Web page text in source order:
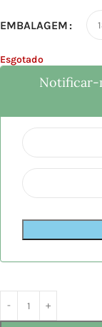
EMBALAGEM
Esgotado
Notificar-